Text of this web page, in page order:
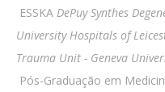
 ESSKA DePuy Synthes
University Hospitals of
Trauma Unit - Geneva
 Pós-Graduação em